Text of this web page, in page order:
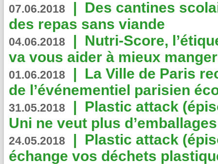
07.06.2018 | Des cantines
des repas sans viande
04.06.2018 | Nutri-Score,
va vous aider à mieux
01.06.2018 | La Ville de Paris
de l’événementiel parisien
31.05.2018 | Plastic attack
Uni ne veut plus
24.05.2018 | Plastic attack
échange vos déchets